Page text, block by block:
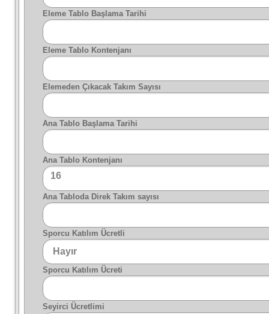
Eleme Tablo Başlama Tarihi
Eleme Tablo Kontenjanı
Elemeden Çıkacak Takım Sayısı
Ana Tablo Başlama Tarihi
Ana Tablo Kontenjanı
16
Ana Tabloda Direk Takım sayısı
Sporcu Katılım Ücretli
Sporcu Katılım Ücreti
Seyirci Ücretlimi